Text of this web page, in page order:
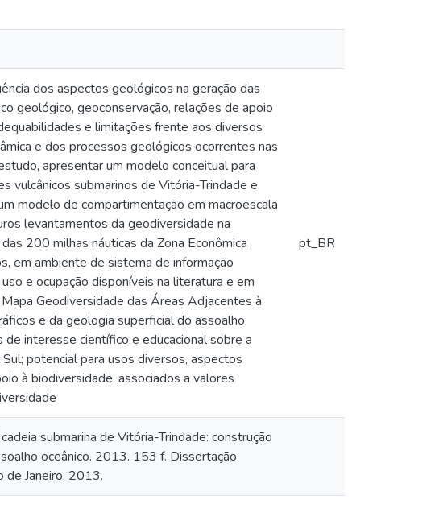
dos aspectos geológicos na geração das
geológico, geoconservação, relações de apoio
e limitações frente aos diversos
e dos processos geológicos ocorrentes nas
apresentar um modelo conceitual para
vulcânicos submarinos de Vitória-Trindade e
modelo de compartimentação em macroescala
levantamentos da geodiversidade na
200 milhas náuticas da Zona Econômica
em ambiente de sistema de informação
e ocupação disponíveis na literatura e em
Geodiversidade das Áreas Adjacentes à
e da geologia superficial do assoalho
interesse científico e educacional sobre a
potencial para usos diversos, aspectos
à biodiversidade, associados a valores
pt_BR
submarina de Vitória-Trindade: construção
oceânico. 2013. 153 f. Dissertação
de Janeiro, 2013.